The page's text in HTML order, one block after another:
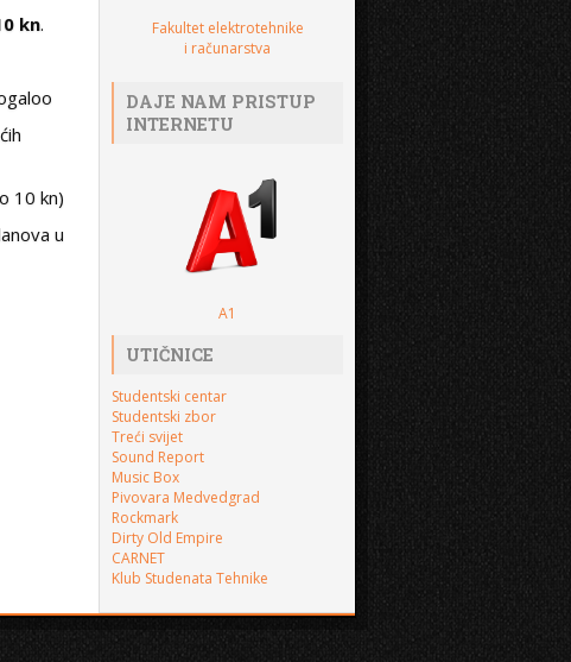
kn.
10 kn)
u
Fakultet elektrotehnike
i računarstva
DAJE NAM PRISTUP
INTERNETU
A1
UTIČNICE
Studentski centar
Studentski zbor
Treći svijet
Sound Report
Music Box
Pivovara Medvedgrad
Rockmark
Dirty Old Empire
CARNET
Klub Studenata Tehnike